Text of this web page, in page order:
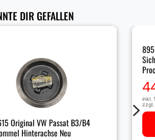
DIR GEFALLEN
Original VW Passat B3/B4
Hinterachse Neu
inkl.
zzgl.
5